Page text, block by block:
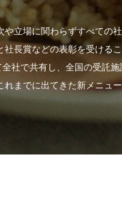
や立場に関わらずすべての
社長賞などの表彰を受ける
社で共有し、全国の受託
までに出てきた新メニュ